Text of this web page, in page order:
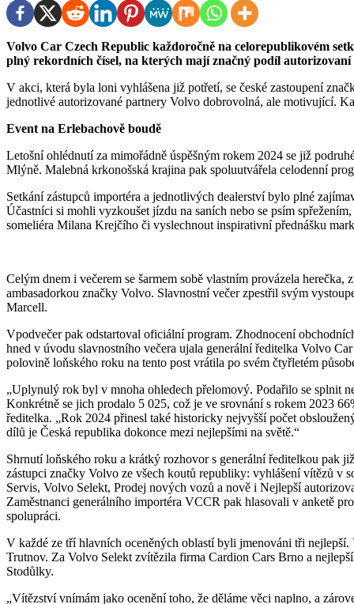
Volvo Car Czech Republic každoročně na celorepublikovém setkání oceňuje práci své dealerské sítě. Uplynulý rok byl
plný rekordních čísel, na kterých mají značný podíl
V akci, která byla loni vyhlášena již potřetí, se české zastoupení
jednotlivé autorizované partnery Volvo dobrovolná, ale motivující.
Event na Erlebachově boudě
Letošní ohlédnutí za mimořádně úspěšným rokem 2024 se již
Mlýně. Malebná krkonošská krajina pak spoluutvářela celodenní
Setkání zástupců importéra a jednotlivých dealerství bylo plné
Účastníci si mohli vyzkoušet jízdu na saních nebo se psím
someliéra Milana Krejčího či vyslechnout inspirativní přednášku
Celým dnem i večerem se šarmem sobě vlastním provázela herečka,
ambasadorkou značky Volvo. Slavnostní večer zpestřil svým
Marcell.
Vpodvečer pak odstartoval oficiální program. Zhodnocení
hned v úvodu slavnostního večera ujala generální ředitelka Volvo
polovině loňského roku na tento post vrátila po svém čtyřletém
„Uplynulý rok byl v mnoha ohledech přelomový. Podařilo se splnit
Konkrétně se jich prodalo 5 025, což je ve srovnání s rokem 2023
ředitelka. „Rok 2024 přinesl také historicky nejvyšší počet
dílů je Česká republika dokonce mezi nejlepšími na světě.“
Shrnutí loňského roku a krátký rozhovor s generální ředitelkou pak
zástupci značky Volvo ze všech koutů republiky: vyhlášení vítězů v
Servis, Volvo Selekt, Prodej nových vozů a nově i Nejlepší
Zaměstnanci generálního importéra VCCR pak hlasovali v anketě
spolupráci.
V každé ze tří hlavních oceněných oblastí byli jmenováni tři
Trutnov. Za Volvo Selekt zvítězila firma Cardion Cars Brno a
Stodůlky.
„Vítězství vnímám jako ocenění toho, že děláme věci naplno, a